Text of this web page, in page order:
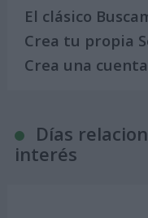
El clásico
Crea tu propia
Crea una
Días
interés